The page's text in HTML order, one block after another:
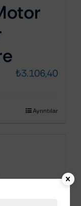
₺3.106,40
Ayrıntılar